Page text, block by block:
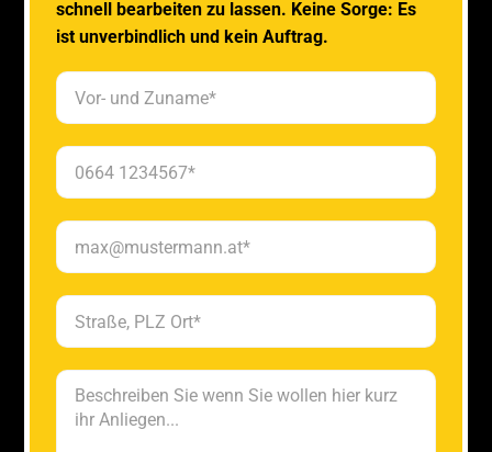
schnell bearbeiten zu lassen. Keine Sorge: Es
ist unverbindlich und kein Auftrag.